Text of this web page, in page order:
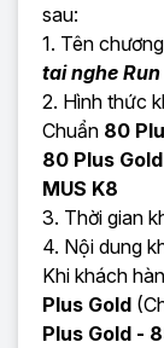
sau:
1. Tên
tai nghe
2. Hình thức
Chuẩn 80
80 Plus Gold
MUS K8
3. Thời gian
4. Nội dung
Khi khách
Plus Gold
Plus Gold -